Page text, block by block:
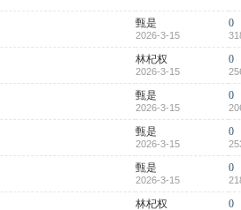
甄是
2026-3-15
0
林杞权
2026-3-15
0
甄是
2026-3-15
0
甄是
2026-3-15
0
甄是
2026-3-15
0
林杞权 0